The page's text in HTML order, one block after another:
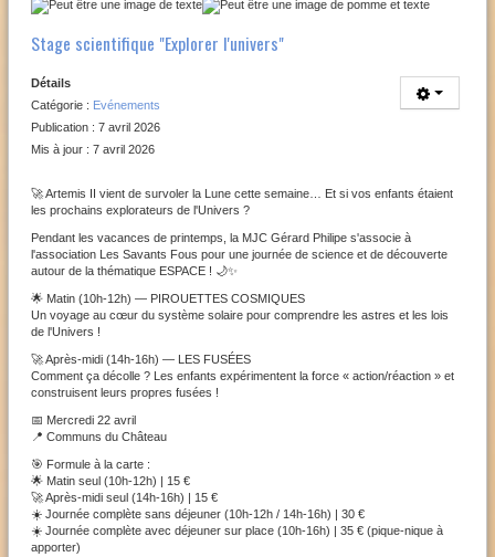
Stage scientifique "Explorer l'univers"
Détails
Catégorie : Evénements
Publication : 7 avril 2026
Mis à jour : 7 avril 2026
🚀 Artemis II vient de survoler la Lune cette semaine… Et si vos enfants étaient
les prochains explorateurs de l'Univers ?
Pendant les vacances de printemps, la MJC Gérard Philipe s'associe à
l'association Les Savants Fous pour une journée de science et de découverte
autour de la thématique ESPACE ! 🌙✨
🌟 Matin (10h-12h) — PIROUETTES COSMIQUES
Un voyage au cœur du système solaire pour comprendre les astres et les lois
de l'Univers !
🚀 Après-midi (14h-16h) — LES FUSÉES
Comment ça décolle ? Les enfants expérimentent la force « action/réaction » et
construisent leurs propres fusées !
📅 Mercredi 22 avril
📍 Communs du Château
🎯 Formule à la carte :
🌟 Matin seul (10h-12h) | 15 €
🚀 Après-midi seul (14h-16h) | 15 €
☀️ Journée complète sans déjeuner (10h-12h / 14h-16h) | 30 €
☀️ Journée complète avec déjeuner sur place (10h-16h) | 35 € (pique-nique à
apporter)